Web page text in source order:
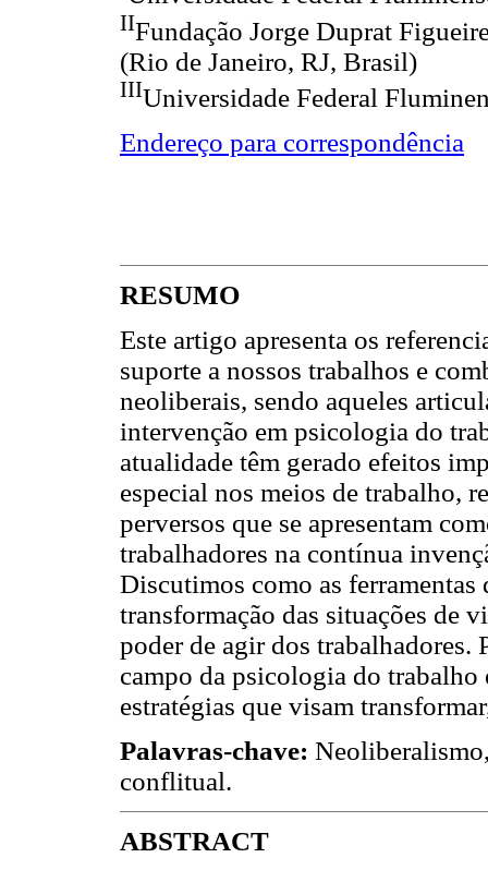
IIFundação Jorge Duprat
(Rio de Janeiro, RJ, Brasil)
IIIUniversidade Federal
Endereço para correspondência
RESUMO
Este artigo apresenta os
suporte a nossos trabalhos e
neoliberais, sendo aqueles
intervenção em psicologia do
atualidade têm gerado efeitos
especial nos meios de trabalho,
perversos que se apresentam
trabalhadores na contínua
Discutimos como as
transformação das situações de
poder de agir dos trabalhadores.
campo da psicologia do
estratégias que visam
Palavras-chave:
conflitual.
ABSTRACT